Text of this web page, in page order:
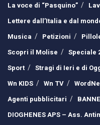
La voce di “Pasquino”
Lettere dall’Italia e dal
Musica
Petizioni
Scopri il Molise
Speciale
Sport
Stragi di Ieri e di
Wn KIDS
Wn TV
Agenti pubblicitari
DIOGHENES APS – Ass.